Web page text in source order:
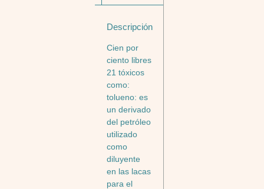
Descripción
Cien por
ciento libres
21 tóxicos
como:
tolueno: es
un derivado
del petróleo
utilizado
como
diluyente
en las lacas
para el